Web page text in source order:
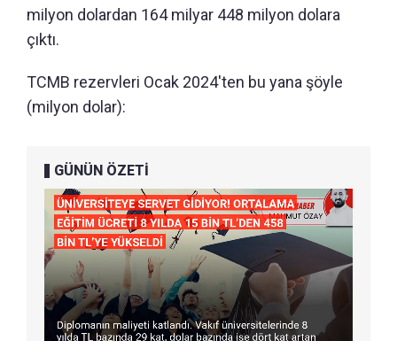
milyon dolardan 164 milyar 448 milyon dolara
çıktı.
TCMB rezervleri Ocak 2024'ten bu yana şöyle
(milyon dolar):
GÜNÜN ÖZETİ